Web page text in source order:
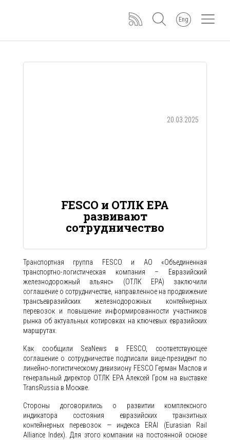
Eng
20.03.2025
FESCO и ОТЛК ЕРА
развивают
сотрудничество
Транспортная группа FESCO и АО «Объединенная
транспортно-логистическая компания – Евразийский
железнодорожный альянс» (ОТЛК ЕРА) заключили
соглашение о сотрудничестве, направленное на продвижение
трансъевразийских железнодорожных контейнерных
перевозок и повышение информированности участников
рынка об актуальных котировках на ключевых евразийских
маршрутах.
Как сообщили SeaNews в FESCO, соответствующее
соглашение о сотрудничестве подписали вице-президент по
линейно-логистическому дивизиону FESCO Герман Маслов и
генеральный директор ОТЛК ЕРА Алексей Гром на выставке
TransRussia в Москве.
Стороны договорились о развитии комплексного
индикатора состояния евразийских транзитных
контейнерных перевозок — индекса ERAI (Eurasian Rail
Alliance Index). Для этого компании на постоянной основе